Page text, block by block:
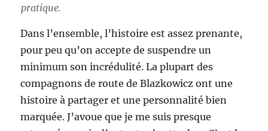
pratique.
Dans l’ensemble, l’histoire est assez prenante,
pour peu qu’on accepte de suspendre un
minimum son incrédulité. La plupart des
compagnons de route de Blazkowicz ont une
histoire à partager et une personnalité bien
marquée. J’avoue que je me suis presque